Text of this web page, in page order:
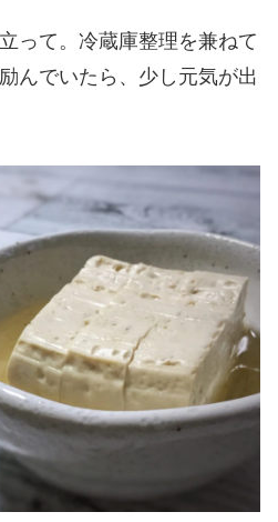
って。冷蔵庫整理を兼ねて
んでいたら、少し元気が出